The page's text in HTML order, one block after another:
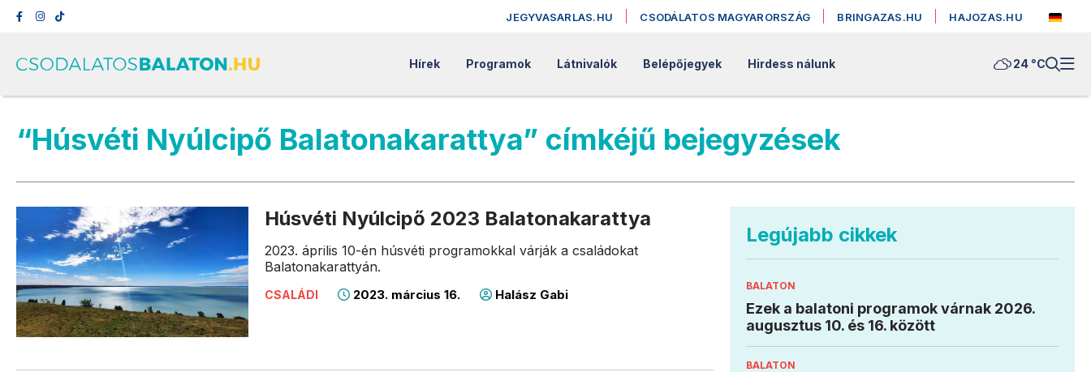
JEGYVASARLAS.HU CSODÁLATOS MAGYARORSZÁG BRINGAZAS.HU HAJOZAS.HU
Hírek Programok Látnivalók Belépőjegyek Hirdess nálunk 24 °C
“Húsvéti Nyúlcipő Balatonakarattya” címkéjű bejegyzések
Húsvéti Nyúlcipő 2023 Balatonakarattya
2023. április 10-én húsvéti programokkal várják a családokat
Balatonakarattyán.
CSALÁDI 2023. március 16. Halász Gabi
Legújabb cikkek
BALATON
Ezek a balatoni programok várnak 2026.
augusztus 10. és 16. között
BALATON